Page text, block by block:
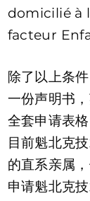
domicilié à
facteur
除了以上条
一份声明书
全套申请表
目前魁北克
的直系亲属
申请魁北克